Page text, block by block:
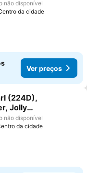
não disponível
da cidade
Ver preços
aos favoritos
(224D),
Jolly
não disponível
da cidade